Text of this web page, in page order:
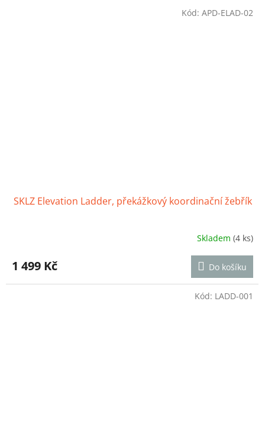
SKLZ Elevation Ladder, překážkový koordinační žebřík
produktu
je
5,0
Skladem(4 ks)
1 499 Kč Do košíku
Kód: APD-ELAD-02
Kód: LADD-001